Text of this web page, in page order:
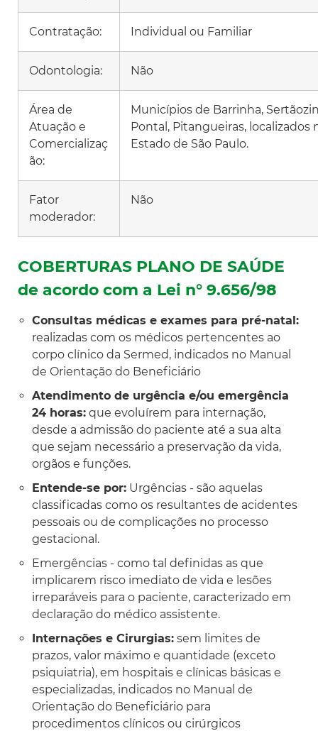
Contratação: Individual ou Familiar
Odontologia: Não
Área de
Atuação e
Comercializaç
ão:
Municípios de Barrinha,
Pontal, Pitangueiras, localizados
Estado de São Paulo.
Fator
moderador:
Não
COBERTURAS PLANO DE SAÚDE
de acordo com a Lei n° 9.656/98
Consultas médicas e exames para pré-natal:
realizadas com os médicos pertencentes ao
corpo clínico da Sermed, indicados no Manual
de Orientação do Beneficiário
Atendimento de urgência e/ou emergência
24 horas: que evoluírem para internação,
desde a admissão do paciente até a sua alta
que sejam necessário a preservação da vida,
orgãos e funções.
Entende-se por: Urgências - são aquelas
classificadas como os resultantes de acidentes
pessoais ou de complicações no processo
gestacional.
Emergências - como tal definidas as que
implicarem risco imediato de vida e lesões
irreparáveis para o paciente, caracterizado em
declaração do médico assistente.
Internações e Cirurgias: sem limites de
prazos, valor máximo e quantidade (exceto
psiquiatria), em hospitais e clínicas básicas e
especializadas, indicados no Manual de
Orientação do Beneficiário para
procedimentos clínicos ou cirúrgicos